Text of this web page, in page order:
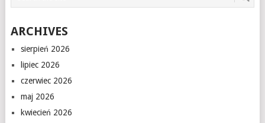
ARCHIVES
sierpień 2026
lipiec 2026
czerwiec 2026
maj 2026
kwiecień 2026